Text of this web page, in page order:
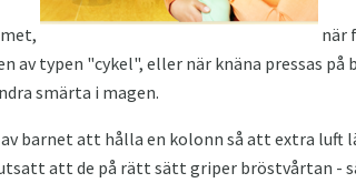
när
av typen "cykel", eller när knäna pressas
smärta i magen.
barnet att hålla en kolonn så att extra luft
att de på rätt sätt griper bröstvårtan -